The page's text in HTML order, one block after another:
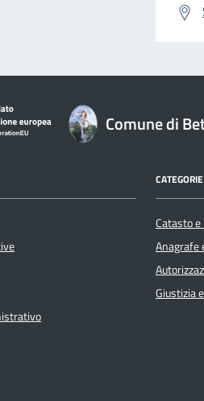
Comune di
Catasto
Anagrafe
Giustizia